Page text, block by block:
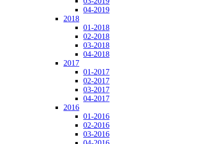
04-2019
2018
01-2018
02-2018
03-2018
04-2018
2017
01-2017
02-2017
03-2017
04-2017
2016
01-2016
02-2016
03-2016